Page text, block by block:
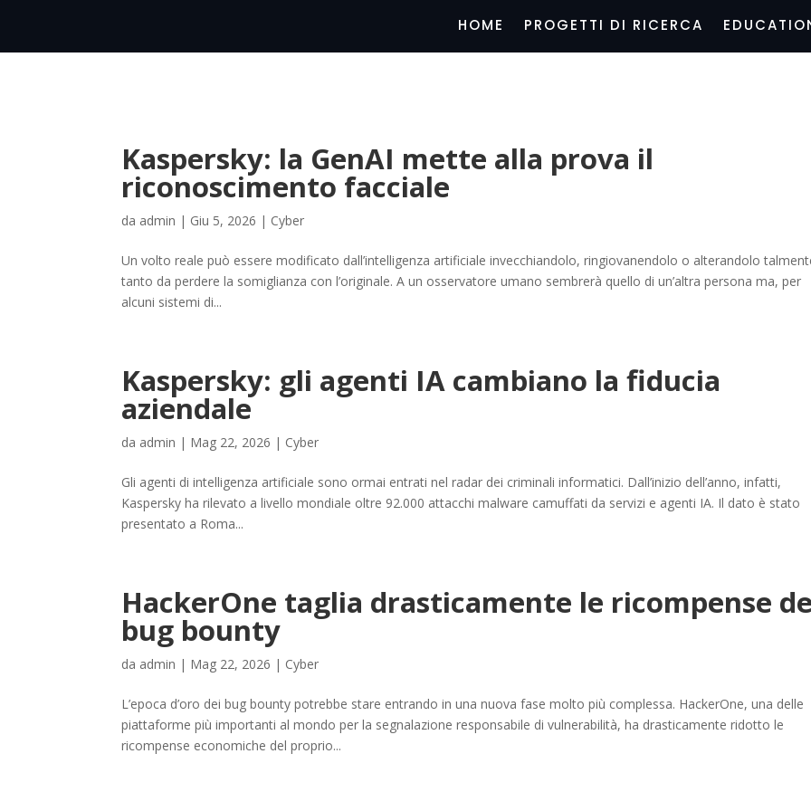
HOME PROGETTI DI RICERCA
Kaspersky: la GenAI mette alla prova il
riconoscimento facciale
da admin | Giu 5, 2026 | Cyber
Un volto reale può essere modificato dall’intelligenza artificiale invecchiandolo, ringiovanendolo o alterandolo
tanto da perdere la somiglianza con l’originale. A un osservatore umano sembrerà quello di un’altra persona ma, per
alcuni sistemi di...
Kaspersky: gli agenti IA cambiano la fiducia
aziendale
da admin | Mag 22, 2026 | Cyber
Gli agenti di intelligenza artificiale sono ormai entrati nel radar dei criminali informatici. Dall’inizio dell’anno, infatti,
Kaspersky ha rilevato a livello mondiale oltre 92.000 attacchi malware camuffati da servizi e agenti IA. Il dato è stato
presentato a Roma...
HackerOne taglia drasticamente le ricompense
bug bounty
da admin | Mag 22, 2026 | Cyber
L’epoca d’oro dei bug bounty potrebbe stare entrando in una nuova fase molto più complessa. HackerOne, una delle
piattaforme più importanti al mondo per la segnalazione responsabile di vulnerabilità, ha drasticamente ridotto le
ricompense economiche del proprio...